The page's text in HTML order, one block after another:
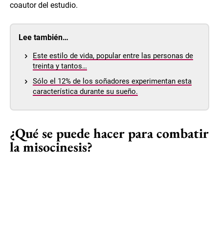
coautor del estudio.
Lee también…
Este estilo de vida, popular entre las personas de
treinta y tantos…
Sólo el 12% de los soñadores experimentan esta
característica durante su sueño.
¿Qué se puede hacer para combatir
la misocinesis?